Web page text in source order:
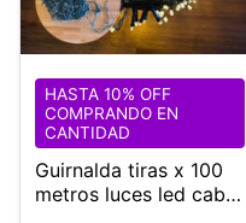
Guirnalda tiras x 100
metros luces led cable
HASTA 10% OFF
COMPRANDO EN
CANTIDAD